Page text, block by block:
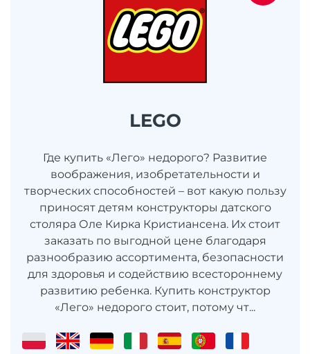
LEGO
Где купить «Лего» недорого? Развитие
воображения, изобретательности и
творческих способностей – вот какую пользу
приносят детям конструкторы датского
столяра Оле Кирка Кристиансена. Их стоит
заказать по выгодной цене благодаря
разнообразию ассортимента, безопасности
для здоровья и содействию всестороннему
развитию ребенка. Купить конструктор
«Лего» недорого стоит, потому чт...